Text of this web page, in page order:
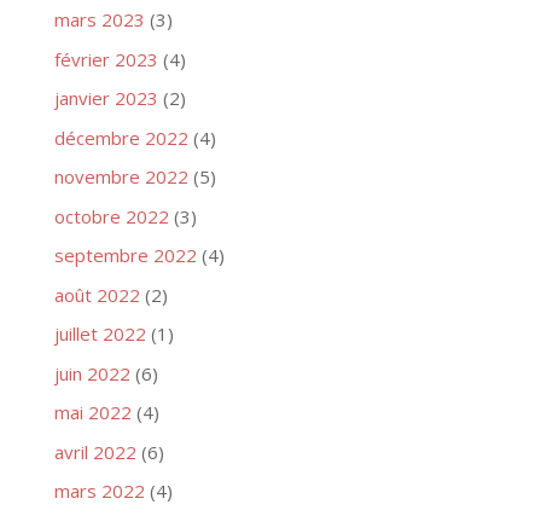
mars 2023 (3)
février 2023 (4)
janvier 2023 (2)
décembre 2022 (4)
novembre 2022 (5)
octobre 2022 (3)
septembre 2022 (4)
août 2022 (2)
juillet 2022 (1)
juin 2022 (6)
mai 2022 (4)
avril 2022 (6)
mars 2022 (4)